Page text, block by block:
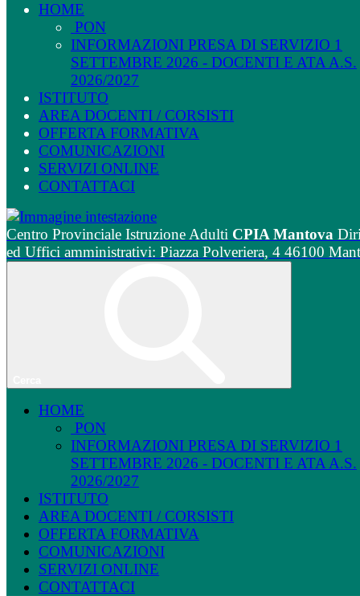
HOME
PON
INFORMAZIONI PRESA DI SERVIZIO 1
SETTEMBRE 2026 - DOCENTI E ATA A.S.
2026/2027
ISTITUTO
AREA DOCENTI / CORSISTI
OFFERTA FORMATIVA
COMUNICAZIONI
SERVIZI ONLINE
CONTATTACI
Centro Provinciale Istruzione Adulti CPIA Mantova
ed Uffici amministrativi: Piazza Polveriera, 4 46100
HOME
PON
INFORMAZIONI PRESA DI SERVIZIO 1
SETTEMBRE 2026 - DOCENTI E ATA A.S.
2026/2027
ISTITUTO
AREA DOCENTI / CORSISTI
OFFERTA FORMATIVA
COMUNICAZIONI
SERVIZI ONLINE
CONTATTACI